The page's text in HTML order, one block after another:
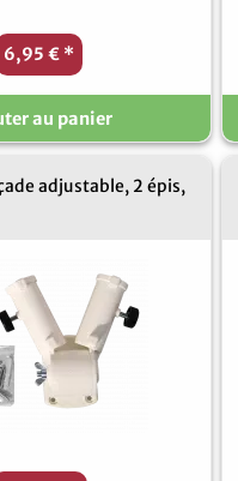
6,95 € *
au panier
adjustable, 2 épis,